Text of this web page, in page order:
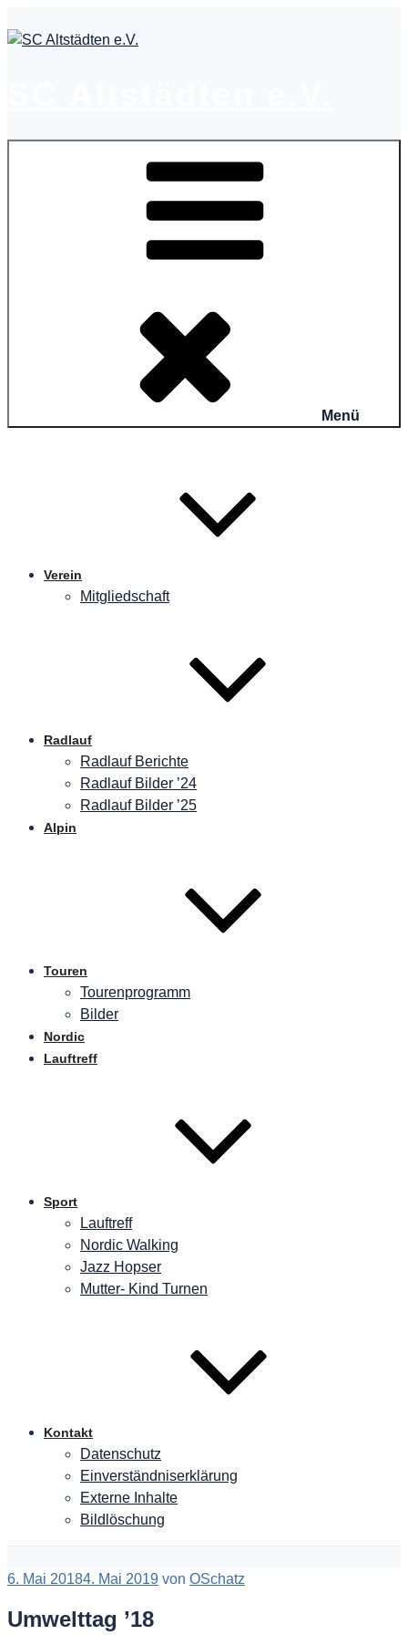
Inhalt
Menü
Verein
Mitgliedschaft
Radlauf
Radlauf Berichte
Radlauf Bilder ’24
Radlauf Bilder ’25
Alpin
Touren
Tourenprogramm
Bilder
Nordic
Lauftreff
Sport
Lauftreff
Nordic Walking
Jazz Hopser
Mutter- Kind Turnen
Kontakt
Datenschutz
Einverständniserklärung
Externe Inhalte
Bildlöschung
Veröffentlicht
6. Mai 20184. Mai 2019 von OSchatz
Umwelttag ’18